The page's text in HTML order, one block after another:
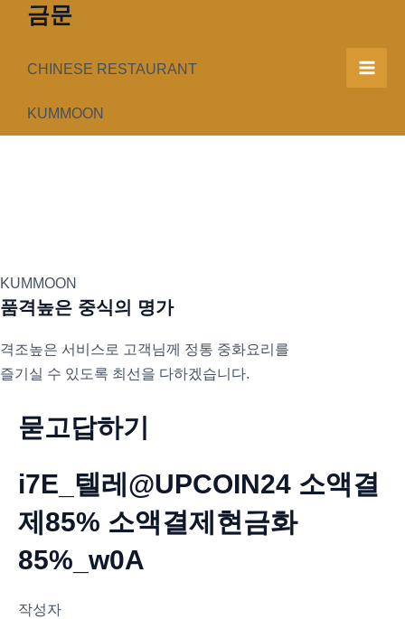
너
금문
CHINESE RESTAURANT
KUMMOON
KUMMOON
품격높은 중식의 명가
격조높은 서비스로 고객님께 정통 중화요리를
즐기실 수 있도록 최선을 다하겠습니다.
묻고답하기
i7E_텔레@UPCOIN24 소액결
제85% 소액결제현금화
85%_w0A
작성자